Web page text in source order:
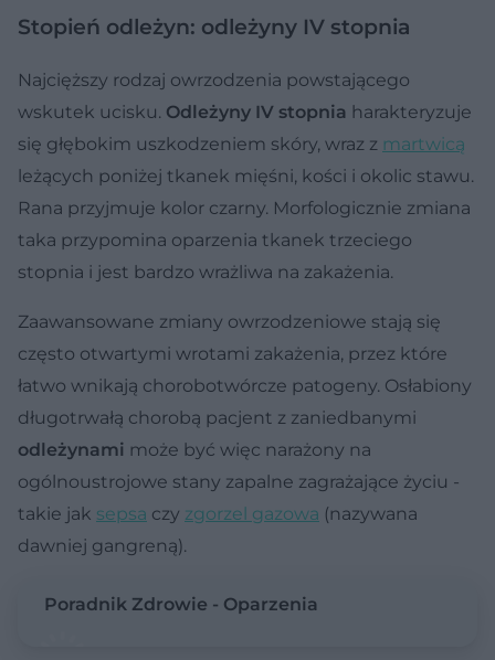
Stopień odleżyn: odleżyny IV stopnia
Najcięższy rodzaj owrzodzenia powstającego
wskutek ucisku. Odleżyny IV stopnia harakteryzuje
się głębokim uszkodzeniem skóry, wraz z martwicą
leżących poniżej tkanek mięśni, kości i okolic stawu.
Rana przyjmuje kolor czarny. Morfologicznie zmiana
taka przypomina oparzenia tkanek trzeciego
stopnia i jest bardzo wrażliwa na zakażenia.
Zaawansowane zmiany owrzodzeniowe stają się
często otwartymi wrotami zakażenia, przez które
łatwo wnikają chorobotwórcze patogeny. Osłabiony
długotrwałą chorobą pacjent z zaniedbanymi
odleżynami może być więc narażony na
ogólnoustrojowe stany zapalne zagrażające życiu -
takie jak sepsa czy zgorzel gazowa (nazywana
dawniej gangreną).
Poradnik Zdrowie - Oparzenia